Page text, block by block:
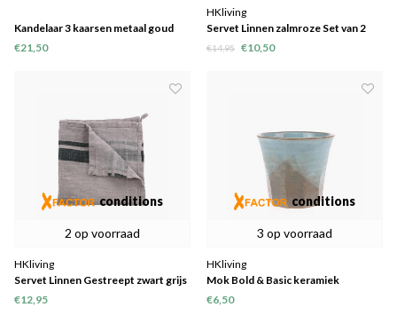
Kandelaar 3 kaarsen metaal goud
€21,50
HKliving
Servet Linnen zalmroze Set van 2
€14,95 €10,50
2 op voorraad
conditions
HKliving
Servet Linnen Gestreept zwart grijs
Set van 2
€12,95
3 op voorraad
conditions
HKliving
Mok Bold & Basic keramiek
grijs/blauw
€6,50